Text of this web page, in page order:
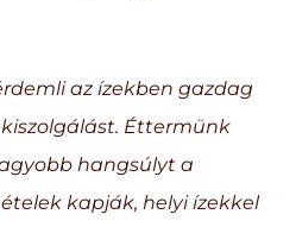
az ízekben gazdag
Éttermünk
hangsúlyt a
kapják, helyi ízekkel